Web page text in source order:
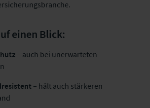
einen Blick:
– auch bei unerwarteten
– hält auch stärkeren